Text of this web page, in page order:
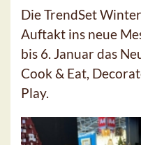
Die TrendSet
Auftakt ins neue
bis 6. Januar das
Cook & Eat,
Play.